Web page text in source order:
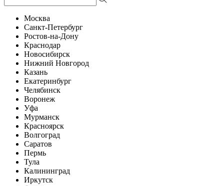
Москва
Санкт-Петербург
Ростов-на-Дону
Краснодар
Новосибирск
Нижний Новгород
Казань
Екатеринбург
Челябинск
Воронеж
Уфа
Мурманск
Красноярск
Волгоград
Саратов
Пермь
Тула
Калининград
Иркутск